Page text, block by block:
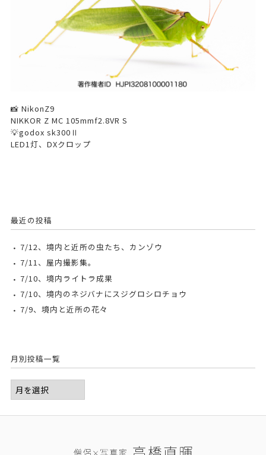
📸 NikonZ9
NIKKOR Z MC 105mmf2.8VR S
💡godox sk300Ⅱ
LED1灯、DXクロップ
最近の投稿
7/12、境内と近所の虫たち、カンゾウ
7/11、屋内撮影集。
7/10、境内ライトラ成果
7/10、境内のネジバナにスジグロシロチョウ
7/9、境内と近所の花々
月別投稿一覧